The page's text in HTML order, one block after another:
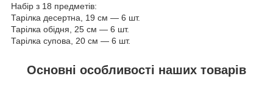
Набір з 18 предметів:
Тарілка десертна, 19 см — 6 шт.
Тарілка обідня, 25 см — 6 шт.
Тарілка супова, 20 см — 6 шт.
Основні особливості наших товарів